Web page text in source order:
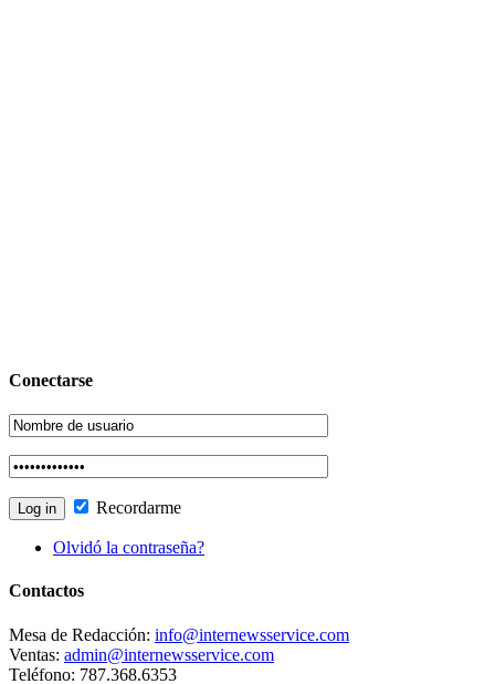
Conectarse
Recordarme
Olvidó la contraseña?
Contactos
Mesa de Redacción: info@internewsservice.com
Ventas: admin@internewsservice.com
Teléfono: 787.368.6353